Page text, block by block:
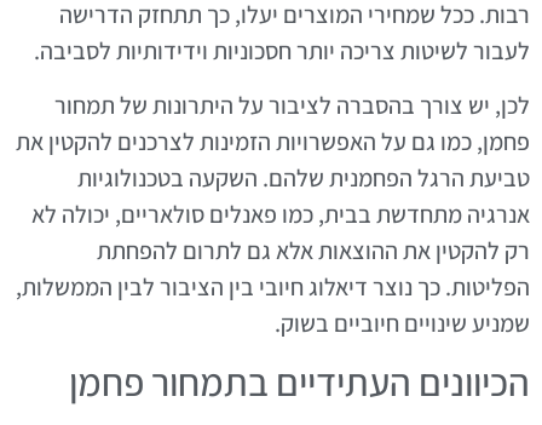
רבות. ככל שמחירי המוצרים יעלו, כך תתחזק הדרישה
לעבור לשיטות צריכה יותר חסכוניות וידידותיות לסביבה.
לכן, יש צורך בהסברה לציבור על היתרונות של תמחור
פחמן, כמו גם על האפשרויות הזמינות לצרכנים להקטין את
טביעת הרגל הפחמנית שלהם. השקעה בטכנולוגיות
אנרגיה מתחדשת בבית, כמו פאנלים סולאריים, יכולה לא
רק להקטין את ההוצאות אלא גם לתרום להפחתת
הפליטות. כך נוצר דיאלוג חיובי בין הציבור לבין הממשלות,
שמניע שינויים חיוביים בשוק.
הכיוונים העתידיים בתמחור פחמן